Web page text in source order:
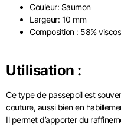
Couleur: Saumon
Largeur: 10 mm
Composition : 58%
Utilisation :
Ce type de passepoil est
couture, aussi bien en
Il permet d’apporter du